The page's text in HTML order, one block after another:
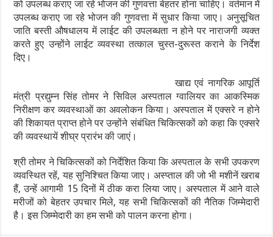
को उपलब्ध कराए जा रहे भोजन की गुणवत्ता बेहतर होना चाहिए। वर्तमान में
उपलब्ध कराए जा रहे भोजन की गुणवत्ता में सुधार किया जाए। अनुसूचित
जाति बस्ती औषधालय में लाईट की उपलब्धता न होने पर नाराजगी व्यक्त
करते हुए उन्होंने लाईट व्यवस्था तत्काल चुस्त-दुरूस्त कराने के निर्देश
दिए।
खाद्य एवं नागरिक आपूर्ति
मंत्री प्रद्युम्न सिंह तोमर ने सिविल अस्पताल ग्वालियर का आकस्मिक
निरीक्षण कर व्यवस्थाओं का अवलोकन किया। अस्पताल में एक्सरे न होने
की शिकायत प्राप्त होने पर उन्होंने संबंधित चिकित्सकों को कहा कि एक्सरे
की व्यवस्थायें शीघ्र प्रारंभ की जाएं।
श्री तोमर ने चिकित्सकों को निर्देशित किया कि अस्पताल के सभी उपकरण
व्यवस्थित रहें, यह सुनिश्चित किया जाए। अस्प्ताल की जो भी मशीनें खराब
हैं, उन्हें आगामी 15 दिनों में ठीक करा लिया जाए। अस्पताल में आने वाले
मरीजों को बेहतर उपचार मिले, यह सभी चिकित्सकों की नैतिक जिम्मेदारी
है। इस जिम्मेदारी का हम सभी को पालन करना होगा।